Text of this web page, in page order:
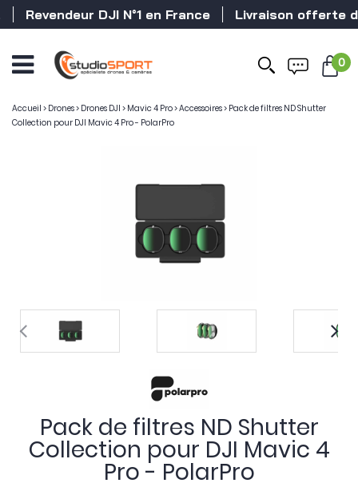
Revendeur DJI N°1 en France Livraison offerte
0
Accueil > Drones> Drones DJI > Mavic 4 Pro>Accessoires> Pack de filtres ND Shutter
Collection pour DJI Mavic 4 Pro - PolarPro
Pack de filtres ND Shutter
Collection pour DJI Mavic 4
Pro - PolarPro